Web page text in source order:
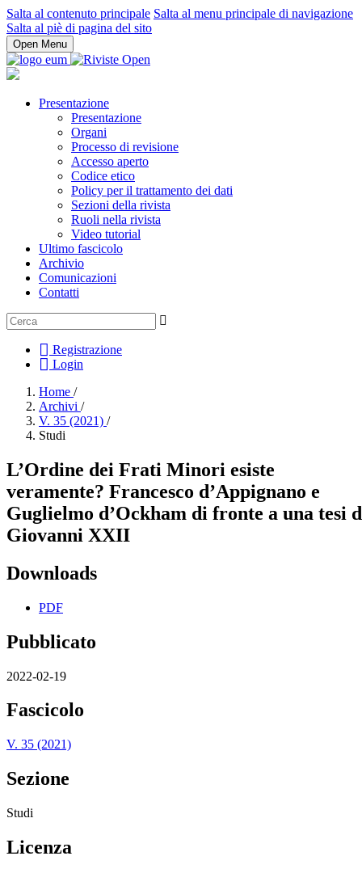
Salta al contenuto principale Salta al menu principale di navigazione
Salta al piè di pagina del sito
Open Menu
Presentazione
Presentazione
Organi
Processo di revisione
Accesso aperto
Codice etico
Policy per il trattamento dei dati
Sezioni della rivista
Ruoli nella rivista
Video tutorial
Ultimo fascicolo
Archivio
Comunicazioni
Contatti
Registrazione
Login
Home /
Archivi /
V. 35 (2021) /
Studi
L’Ordine dei Frati Minori esiste
veramente? Francesco d’Appignano e
Guglielmo d’Ockham di fronte a una tesi
Giovanni XXII
Downloads
PDF
Pubblicato
2022-02-19
Fascicolo
V. 35 (2021)
Sezione
Studi
Licenza